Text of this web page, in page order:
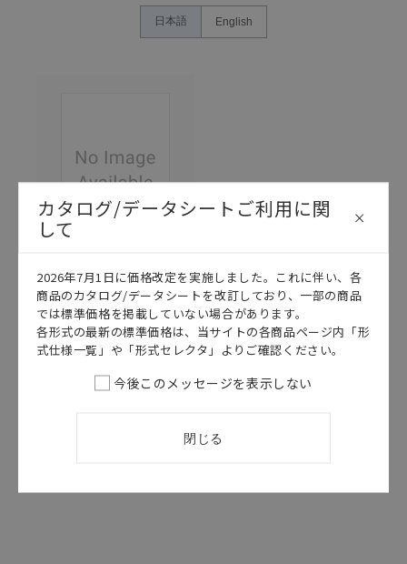
日本語 English
カタログ 日本語
E52 （ローコストタ
イプ）
E52 データシー
2026/07/01更新
カタログ/データシートご利用に関
して
2026年7月1日に価格改定を実施しました。これに伴い、各
商品のカタログ/データシートを改訂しており、一部の商品
では標準価格を掲載していない場合があります。
各形式の最新の標準価格は、当サイトの各商品ページ内「形
式仕様一覧」や「形式セレクタ」よりご確認ください。
今後このメッセージを表示しない
閉じる